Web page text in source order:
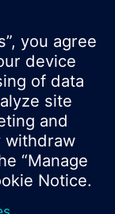
en